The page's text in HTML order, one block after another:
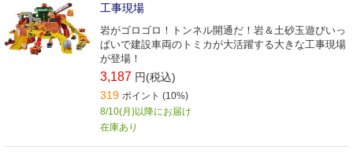
工事現場
岩がゴロゴロ！トンネル開通だ！岩＆土砂玉遊びいっ
ぱいで建設車両のトミカが大活躍する大きな工事現場
が登場！
3,187 円(税込)
319 ポイント (10%)
8/10(月)以降にお届け
在庫あり